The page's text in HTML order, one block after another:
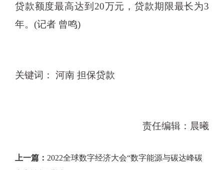
贷款额度最高达到20万元，贷款期限最长为3
年。(记者 曾鸣)
关键词： 河南 担保贷款
责任编辑：晨曦
上一篇： 2022全球数字经济大会“数字能源与碳达峰碳